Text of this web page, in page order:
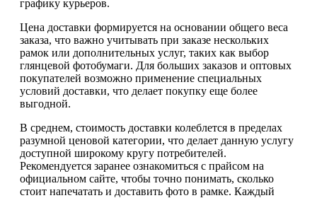
графику курьеров.
Цена доставки формируется на основании общего веса
заказа, что важно учитывать при заказе нескольких
рамок или дополнительных услуг, таких как выбор
глянцевой фотобумаги. Для больших заказов и оптовых
покупателей возможно применение специальных
условий доставки, что делает покупку еще более
выгодной.
В среднем, стоимость доставки колеблется в пределах
разумной ценовой категории, что делает данную услугу
доступной широкому кругу потребителей.
Рекомендуется заранее ознакомиться с прайсом на
официальном сайте, чтобы точно понимать, сколько
стоит напечатать и доставить фото в рамке. Каждый